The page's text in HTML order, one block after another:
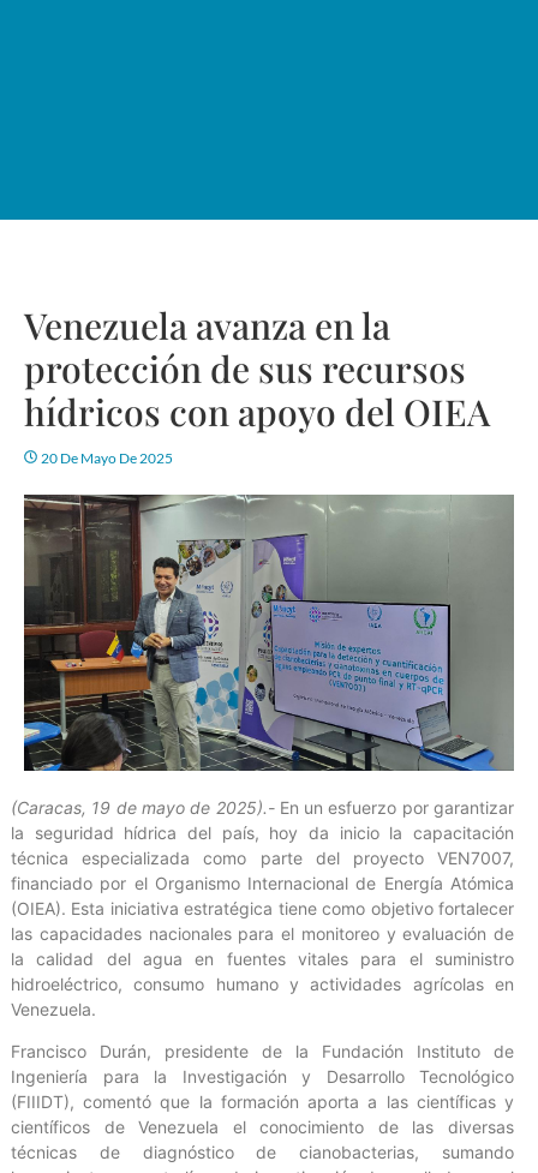
Venezuela avanza en la
protección de sus recursos
hídricos con apoyo del OIEA
20 De Mayo De 2025
(Caracas, 19 de mayo de 2025).-En un esfuerzo por garantizar
la seguridad hídrica del país, hoy da inicio la capacitación
técnica especializada como parte del proyecto VEN7007,
financiado por el Organismo Internacional de Energía Atómica
(OIEA). Esta iniciativa estratégica tiene como objetivo fortalecer
las capacidades nacionales para el monitoreo y evaluación de
la calidad del agua en fuentes vitales para el suministro
hidroeléctrico, consumo humano y actividades agrícolas en
Venezuela.
Francisco Durán, presidente de la Fundación Instituto de
Ingeniería para la Investigación y Desarrollo Tecnológico
(FIIIDT), comentó que la formación aporta a las científicas y
científicos de Venezuela el conocimiento de las diversas
técnicas de diagnóstico de cianobacterias, sumando